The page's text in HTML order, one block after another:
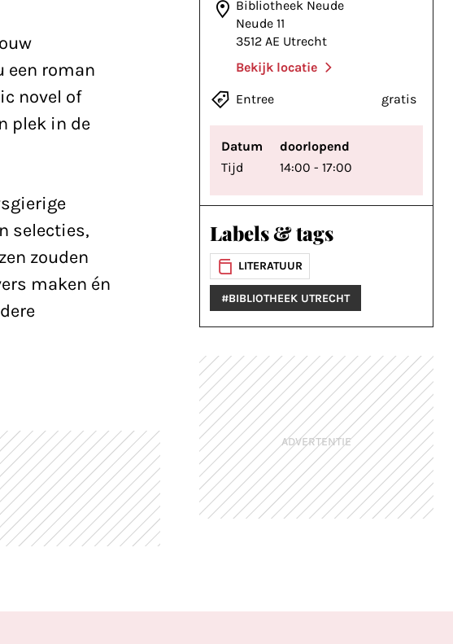
een roman
novel of
plek in de
selecties,
zouden
maken én
Bibliotheek Neude
Neude 11
3512 AE Utrecht
Bekijk locatie
Entree gratis
Datum
doorlopend
Tijd
14:00 - 17:00
Labels & tags
LITERATUUR
#BIBLIOTHEEK UTRECHT
ADVERTENTIE